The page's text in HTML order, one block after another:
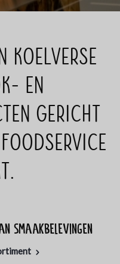
koelverse
en
gericht
smaakbelevingen